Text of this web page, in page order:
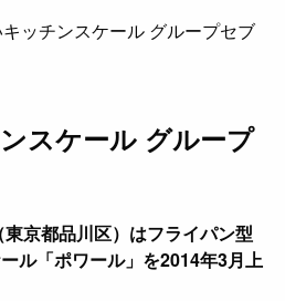
ッチンスケール グループセブ
スケール グループ
京都品川区）はフライパン型
ル「ポワール」を2014年3月上